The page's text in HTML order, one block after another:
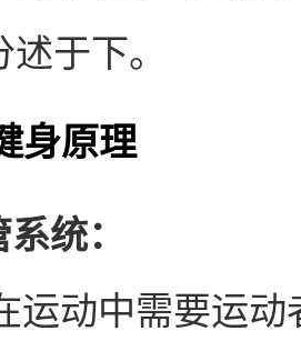
于下。
身原理
统：
运动中需要运